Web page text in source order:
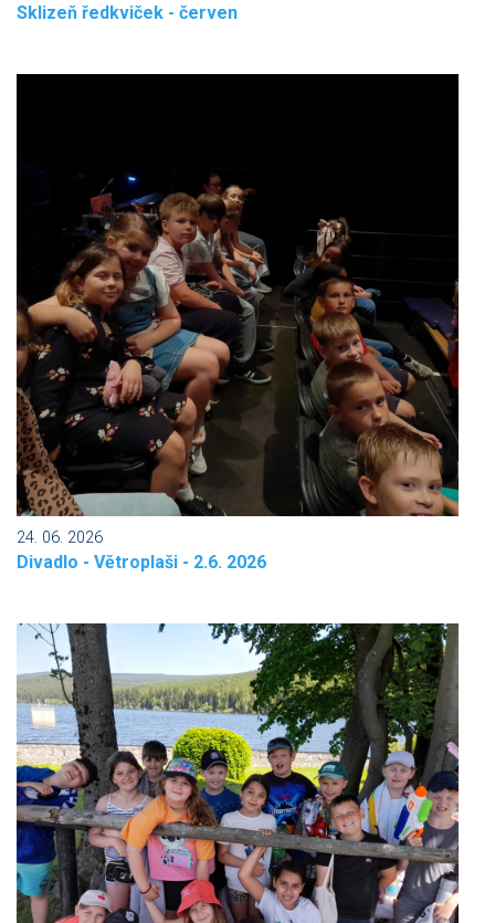
Sklizeň ředkviček - červen
24. 06. 2026
Divadlo - Větroplaši - 2.6. 2026